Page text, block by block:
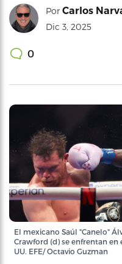
Por Carlos
Dic 3, 2025
0
El mexicano Saúl "Canelo"
Crawford (d) se enfrentan en
UU. EFE/ Octavio Guzman